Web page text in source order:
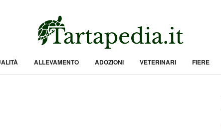
ALLEVAMENTO ADOZIONI VETERINARI FIERE